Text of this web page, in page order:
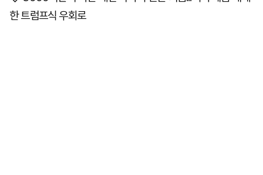
한 트럼프식 우회로